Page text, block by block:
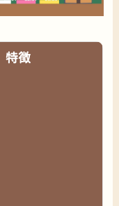
特徴